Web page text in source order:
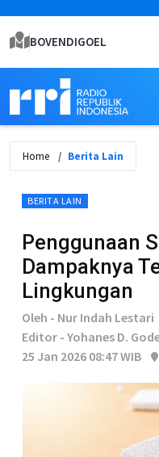
BOVENDIGOEL
Home Berita Lain
BERITA LAIN
Penggunaan
Dampaknya
Lingkungan
Oleh - Nur Indah Lestari
Editor - Yohanes D.
25 Jan 2026 08:47 WIB